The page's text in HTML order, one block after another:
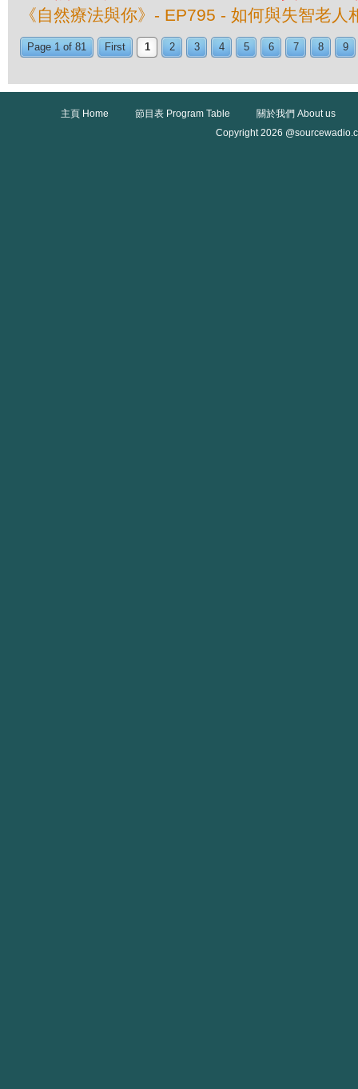
《自然療法與你》- EP795 - 如何與失智老人
Page 1 of 81 First 1 2 3 4 5 6 7 8 9
主頁 Home 節目表 Program Table
關於我們 About us
Copyright 2026